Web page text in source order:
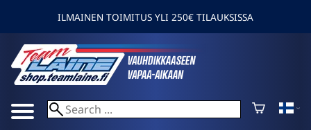
ILMAINEN TOIMITUS YLI 250€ TILAUKSISSA